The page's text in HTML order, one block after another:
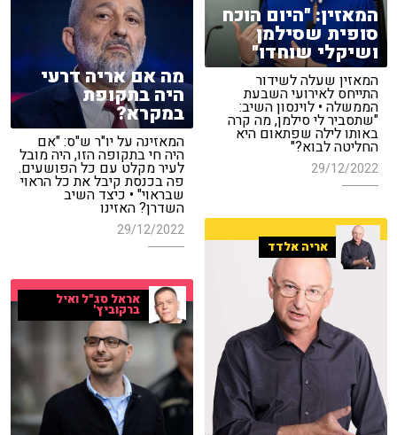
המאזין: "היום הוכח
סופית שסילמן
ושיקלי שוחדו"
המאזין שעלה לשידור
התייחס לאירועי השבעת
הממשלה • לוינסון השיב:
"שתסביר לי סילמן, מה קרה
באותו לילה שפתאום היא
החליטה לבוא?"
29/12/2022
מה אם אריה דרעי
היה בתקופת
במקרא?
המאזינה על יו"ר ש"ס: "אם
היה חי בתקופה הזו, היה מובל
לעיר מקלט עם כל הפושעים.
פה בכנסת קיבל את כל הראוי
שבראוי" • כיצד השיב
השדרן? האזינו
29/12/2022
אריה אלדד
אראל סג"ל ואיל
ברקוביץ'